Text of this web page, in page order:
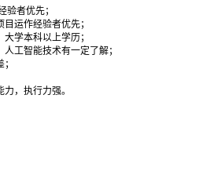
验者优先；
运作经验者优先；
学本科以上学历；
工智能技术有一定了解；
，执行力强。